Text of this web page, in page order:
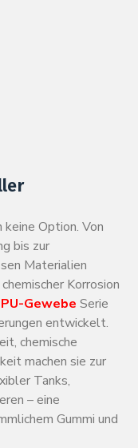
Option. Von
bis zur
Materialien
Korrosion
Gewebe Serie
entwickelt.
chemische
machen sie zur
Tanks,
– eine
Gummi und